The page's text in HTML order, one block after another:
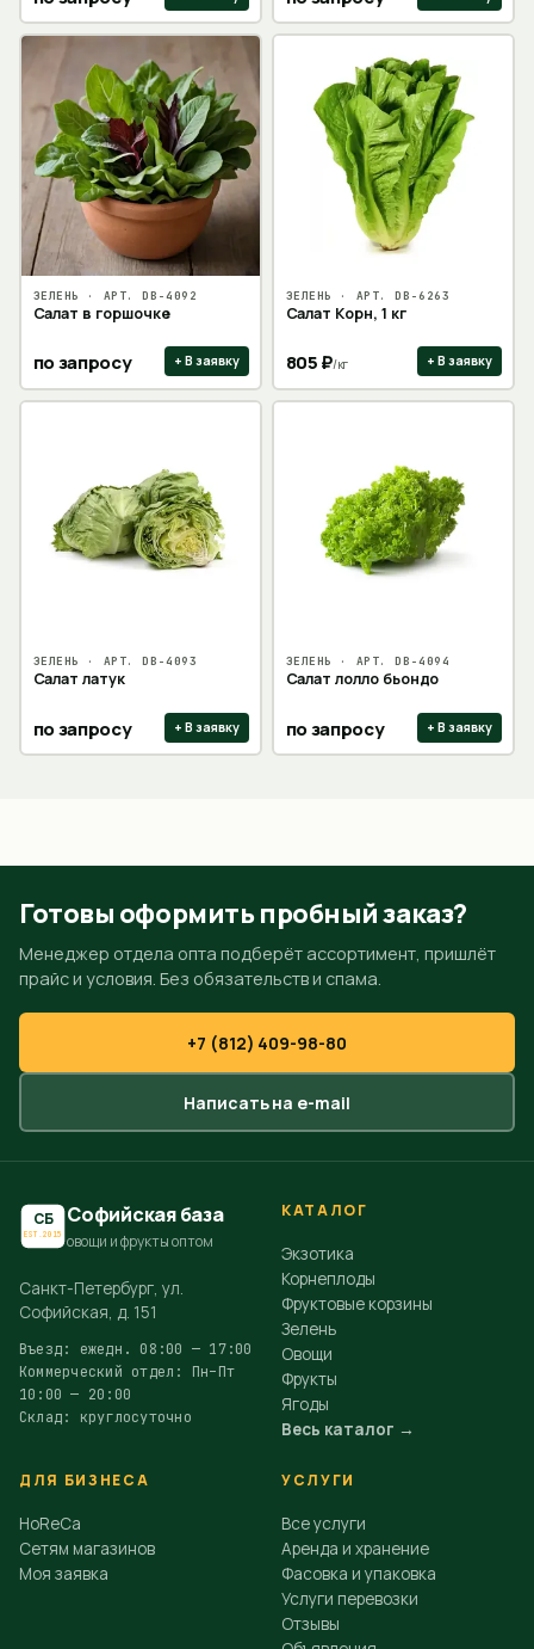
ЗЕЛЕНЬ · АРТ.DB-4092
Салат в горшочке
по запросу + В заявку
ЗЕЛЕНЬ · АРТ.DB-6263
Салат Корн, 1 кг
805₽/кг + В заявку
ЗЕЛЕНЬ · АРТ.DB-4093
Салат латук
по запросу + В заявку
ЗЕЛЕНЬ · АРТ.DB-4094
Салат лолло бьондо
по запросу + В заявку
Готовы оформить пробный заказ?
Менеджер отдела опта подберёт ассортимент, пришлёт
прайс и условия. Без обязательств и спама.
+7 (812) 409-98-80
Написать на e-mail
СБ
EST.2015
Софийская база
овощи и фрукты оптом
Санкт-Петербург, ул.
Софийская, д. 151
Въезд: ежедн. 08:00 — 17:00
Коммерческий отдел: Пн–Пт
10:00 — 20:00
Склад: круглосуточно
КАТАЛОГ
Экзотика
Корнеплоды
Фруктовые корзины
Зелень
Овощи
Фрукты
Ягоды
Весь каталог →
ДЛЯ БИЗНЕСА
HoReCa
Сетям магазинов
Моя заявка
УСЛУГИ
Все услуги
Аренда и хранение
Фасовка и упаковка
Услуги перевозки
Отзывы